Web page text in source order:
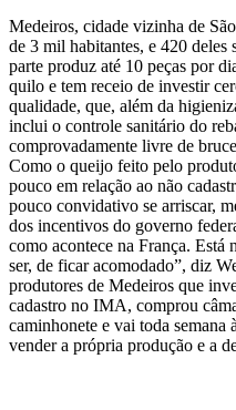
Medeiros, cidade vizinha de
de 3 mil habitantes, e 420
parte produz até 10 peças por
quilo e tem receio de investir
qualidade, que, além da
inclui o controle sanitário do
comprovadamente livre de
Como o queijo feito pelo
pouco em relação ao não
pouco convidativo se arriscar,
dos incentivos do governo
como acontece na França.
ser, de ficar acomodado”, diz
produtores de Medeiros que
cadastro no IMA, comprou
caminhonete e vai toda semana
vender a própria produção e a